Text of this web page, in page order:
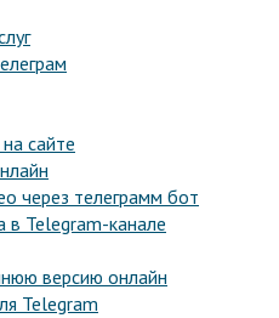
сайте
через телеграмм бот
в Telegram-канале
версию онлайн
Telegram